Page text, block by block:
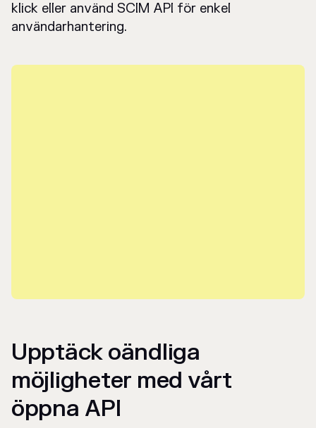
klick eller använd SCIM API för enkel
användarhantering.
Upptäck oändliga
möjligheter med vårt
öppna API